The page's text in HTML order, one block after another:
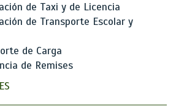
de Taxi y de Licencia
de Transporte Escolar y
de Carga
de Remises